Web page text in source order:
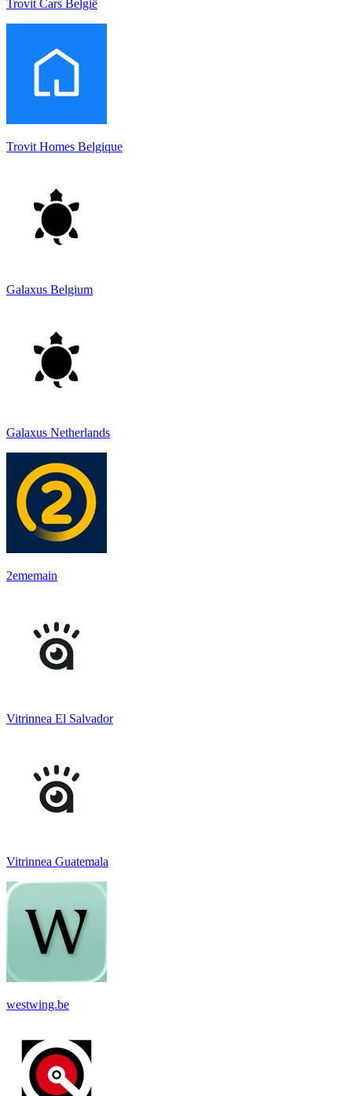
Trovit Cars België
Trovit Homes Belgique
Galaxus Belgium
Galaxus Netherlands
2ememain
Vitrinnea El Salvador
Vitrinnea Guatemala
westwing.be